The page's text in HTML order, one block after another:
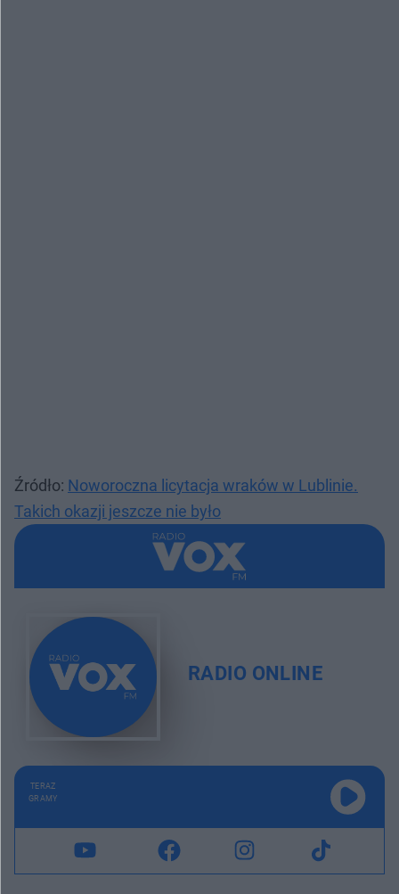
Źródło: Noworoczna licytacja wraków w Lublinie.
Takich okazji jeszcze nie było
RADIO ONLINE
TERAZ
GRAMY